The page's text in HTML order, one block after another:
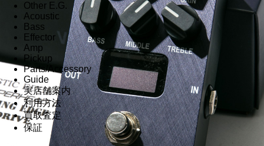
Other E.G.
Acoustic
Bass
Effector
Amp
Pickup
Parts/Accessory
Guide
実店舗案内
利用方法
買取査定
保証